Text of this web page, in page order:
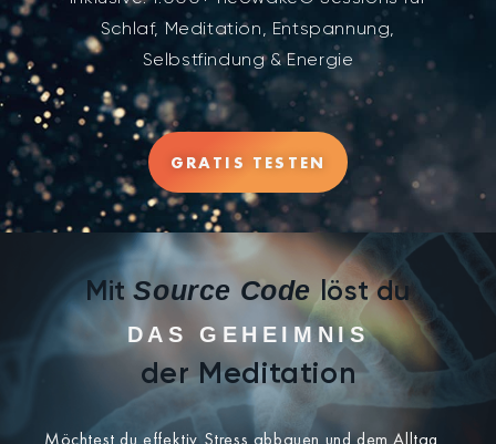
Schlaf, Meditation, Entspannung,
Selbstfindung & Energie
GRATIS TESTEN
MitSource Code löst du
DAS GEHEIMNIS
der Meditation
Möchtest du effektiv Stress abbauen und dem Alltag